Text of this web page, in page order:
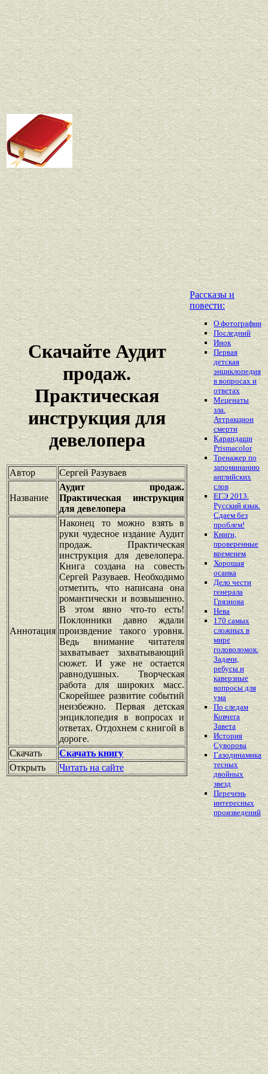
Скачайте Аудит
продаж.
Практическая
инструкция для
девелопера
Автор Сергей Разуваев
Название
Аудит продаж.
Практическая инструкция
для девелопера
Аннотация
Наконец то можно взять в
руки чудесное издание Аудит
продаж. Практическая
инструкция для девелопера.
Книга создана на совесть
Сергей Разуваев. Необходимо
отметить, что написана она
романтически и возвышенно.
В этом явно что-то есть!
Поклонники давно ждали
произвдение такого уровня.
Ведь внимание читателя
захватывает захватывающий
сюжет. И уже не остается
равнодушных. Творческая
работа для широких масс.
Скорейшее развитие событий
неизбежно. Первая детская
энциклопедия в вопросах и
ответах. Отдохнем с книгой в
дороге.
Скачать
Скачать книгу
Открыть
Читать на сайте
Рассказы и
повести:
О фотографии
Последний
Инок
Первая
детская
энциклопедия
в вопросах и
ответах
Меценаты
зла.
Аттракцион
смерти
Карандаши
Prismacolor
Тренажер по
запоминанию
английских
слов
ЕГЭ 2013.
Русский язык.
Сдаем без
проблем!
Книги,
проверенные
временем
Хорошая
осанка
Дело чести
генерала
Грязнова
Нева
170 cамых
сложных в
мире
головоломок.
Задачи,
ребусы и
каверзные
вопросы для
ума
По следам
Ковчега
Завета
История
Суворова
Газодинамика
тесных
двойных
звезд
Перечень
интересных
произведений